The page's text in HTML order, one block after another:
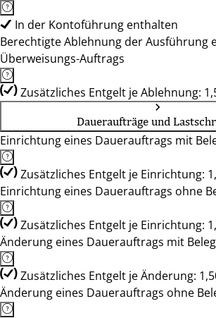
In der Kontoführung enthalten
Berechtigte Ablehnung der Ausführung
Überweisungs-Auftrags
Zusätzliches Entgelt je Ablehnung:
Daueraufträge und
Einrichtung eines Dauerauftrags mit
Zusätzliches Entgelt je Einrichtung:
Einrichtung eines Dauerauftrags ohne
Zusätzliches Entgelt je Einrichtung:
Änderung eines Dauerauftrags mit Beleg
Zusätzliches Entgelt je Änderung:
Änderung eines Dauerauftrags ohne